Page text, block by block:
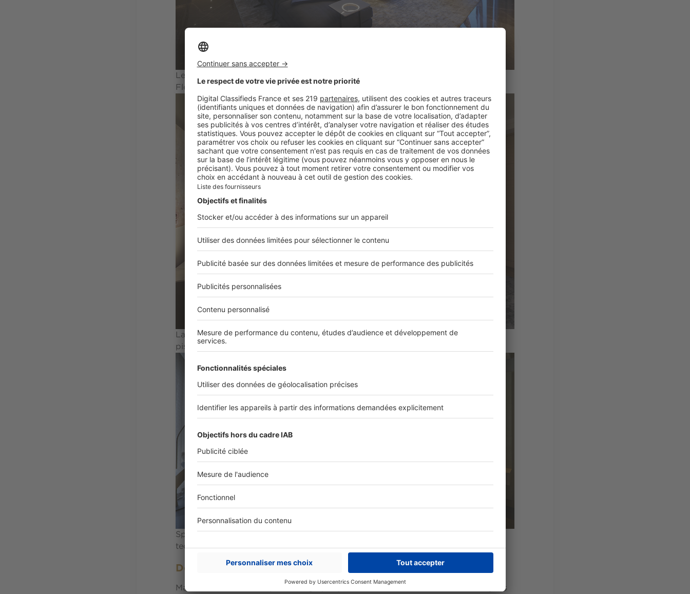
Le salon porte les empreintes des plus grands designers comme Giorgetti,
Flexform, Poltrona Frau et Sahco.© DR
La salle à manger possède une grande baie vitrée pour profiter de la vue sur la
piscine. © DR
Spacieuse, la chambre de maître est dotée de tous les raffinements matériaux et
techniques. © DR
Des prestations de palace
Marbre, chêne, cuir, suspensions graphiques, le décorateur s'est donné les moyens